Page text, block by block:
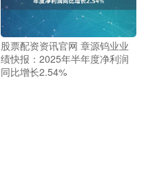
股票配资资讯官网 章源钨业业
绩快报：2025年半年度净利润
同比增长2.54%